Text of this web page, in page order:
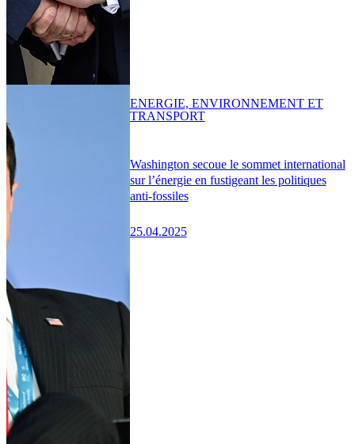
Washington secoue le sommet international
sur l’énergie en fustigeant les politiques
anti-fossiles
25.04.2025
ENERGIE, ENVIRONNEMENT ET
TRANSPORT